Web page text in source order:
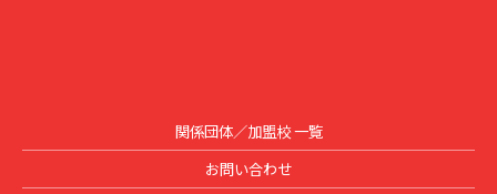
関係団体／加盟校 一覧
お問い合わせ